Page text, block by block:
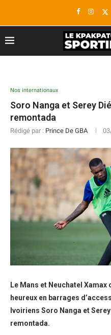
Nos internationaux
Soro Nanga et Serey
remontada
Rédigé par : Prince De GBA
Le Mans et Neuchatel Xamax
heureux en barrages
Ivoiriens Soro Nanga et
remontada.